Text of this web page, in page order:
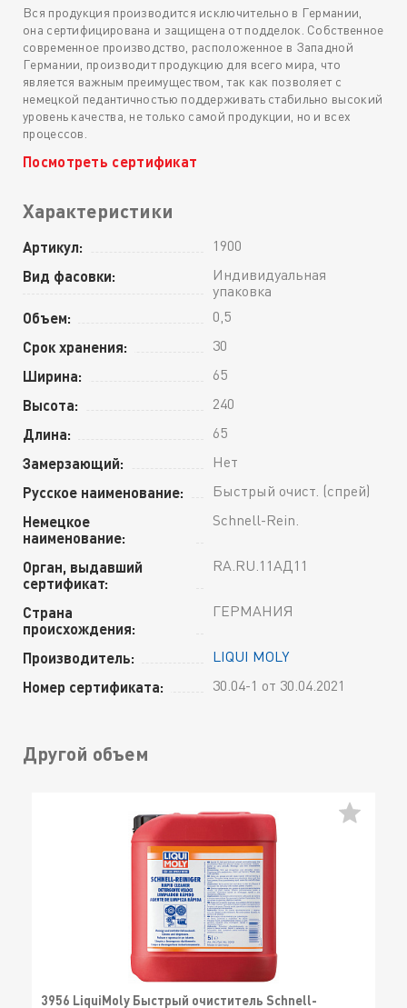
Вся продукция производится исключительно в Германии,
она сертифицирована и защищена от подделок. Собственное
современное производство, расположенное в Западной
Германии, производит продукцию для всего мира, что
является важным преимуществом, так как позволяет с
немецкой педантичностью поддерживать стабильно высокий
уровень качества, не только самой продукции, но и всех
процессов.
Посмотреть сертификат
Характеристики
Артикул: 1900
Вид фасовки:
Индивидуальная
упаковка
Объем: 0,5
Срок хранения: 30
Ширина: 65
Высота: 240
Длина: 65
Замерзающий: Нет
Русское наименование: Быстрый очист. (спрей)
Немецкое
наименование:
Schnell-Rein.
Орган, выдавший
сертификат:
RA.RU.11АД11
Страна
происхождения:
ГЕРМАНИЯ
Производитель: LIQUI MOLY
Номер сертификата: 30.04-1 от 30.04.2021
Другой объем
3956 LiquiMoly Быстрый очиститель Schnell-